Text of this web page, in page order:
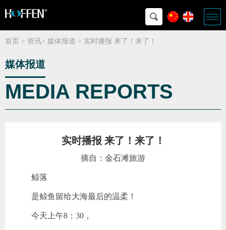
首页 > 资讯> 媒体报道 > 实时播报 来了！来了！
媒体报道
MEDIA REPORTS
实时播报 来了！来了！
摘自：金石滩旅游
鲸落
是鲸鱼留给大海最后的温柔！
今天上午8：30，